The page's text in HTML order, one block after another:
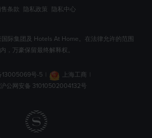
条款 隐私政策 隐私中心
际集团及 Hotels At Home。在法律允许的范围
内，万豪保留最终解释权。
13005069号-5 | 上海工商 |
沪公网安备 31010502004132号
Sheraton